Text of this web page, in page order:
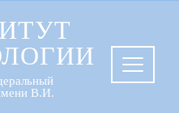
В.И.